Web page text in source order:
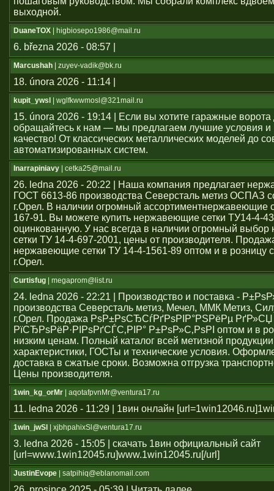
выходной.
DuaneTOX | higbiosepo1986@mail.ru
6. března 2026 - 08:57 |
Marcushah | zuyev-vadik@bk.ru
18. února 2026 - 11:14 |
kupit_ywsl | wglfkwwmosl@321mail.ru
15. února 2026 - 19:14 | Если вы хотите гаражные
обращайтесь к нам — мы предлагаем лучшие условия и
качество! От классических металлических моделей до
автоматизированных систем.
Inarrapiniavy | cetka25@mail.ru
26. ledna 2026 - 20:22 | Наша компания предлагает
ГОСТ 6613-86 производства Северсталь метиз ОСПАЗ
г.Орел. В наличии огромный ассортиментнержавеющие
167-91. Вы можете купить нержавеющие сетки ТУ14-4-
оцинкованную. У нас всегда в наличии огромный
сетки ТУ 14-4-697-2001, цены от производителя.
нержавеющие сетки ТУ 14-4-1561-89 оптом и в розницу
г.Орел.
Curtisfug | megaprom@list.ru
24. ledna 2026 - 22:21 | Производство и поставка -
производства Северсталь метиз, Мечел, ММК Метиз,
г.Орел. Продажа РѕР±РѕСЂСѓРґРѕРІР°РЅРёРµ РґР»СЏ
РїСЂРѕРёР·РІРѕРґСЃС‚РІР° Р±РѕР»С‚РѕРІ оптом и в
низким ценам. Полный каталог всей метизной
характеристики, ГОСТы и технические условия.
доставка в сжатые сроки. Возможна отгрузка
Цены производителя.
1win_kg_orMr | aqotafpvnMr@ventura17.ru
11. ledna 2026 - 11:29 | 1вин онлайн
1win_jwSl | xjbhpahixSl@ventura17.ru
3. ledna 2026 - 15:05 | скачать 1вин официальный сайт
[url=www.1win12045.ru]www.1win12045.ru[/url]
JustinEvope | satpihiq@eblanomail.com